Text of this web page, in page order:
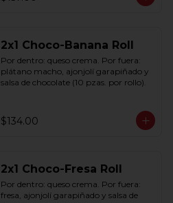
2x1 Choco-Banana Roll
Por dentro: queso crema. Por fuera:
plátano macho, ajonjolí garapiñado y
salsa de chocolate (10 pzas. por rollo).
$134.00
2x1 Choco-Fresa Roll
Por dentro: queso crema. Por fuera:
fresa, ajonjolí garapiñado y salsa de